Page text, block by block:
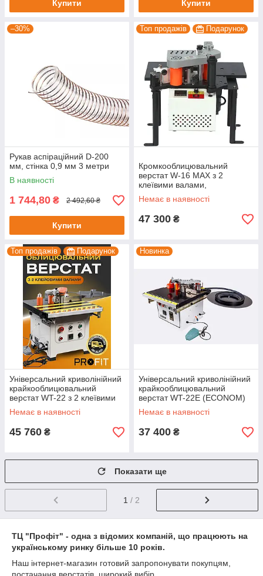
Купити Купити
–30%
Рукав аспіраційний D-200
мм, стінка 0,9 мм 3 метри
В наявності
1 744,80 ₴ 2 492,60 ₴
Купити
Топ продажів Подарунок
Кромкооблицювальний
верстат W-16 MAX з 2
клеївими валами,
найповніша комплектація
Немає в наявності
47 300 ₴
Топ продажів Подарунок
Універсальний криволінійний
крайкооблицювальний
верстат WT-22 з 2 клеївими
валами
Немає в наявності
45 760 ₴
Новинка
Універсальний криволінійний
крайкооблицювальний
верстат WT-22E (ECONOM)
Немає в наявності
37 400 ₴
Показати ще
1 / 2
ТЦ "Профіт" - одна з відомих компаній, що працюють на
українському ринку більше 10 років.
Наш інтернет-магазин готовий запропонувати покупцям,